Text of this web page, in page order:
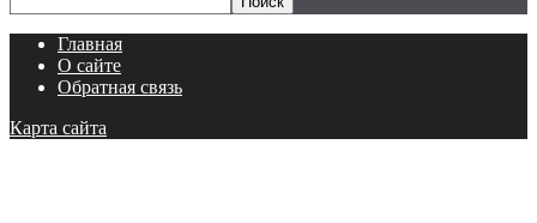
Главная
О сайте
Обратная связь
Карта сайта